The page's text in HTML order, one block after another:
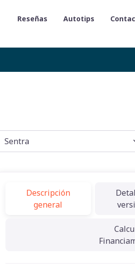
Reseñas Autotips
Descripción
general